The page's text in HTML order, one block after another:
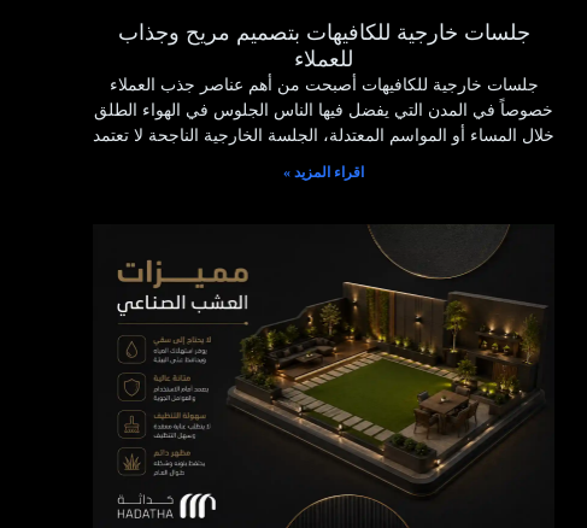
جلسات خارجية للكافيهات بتصميم مريح وجذاب
للعملاء
جلسات خارجية للكافيهات أصبحت من أهم عناصر جذب العملاء
خصوصاً في المدن التي يفضل فيها الناس الجلوس في الهواء الطلق
خلال المساء أو المواسم المعتدلة، الجلسة الخارجية الناجحة لا تعتمد
اقراء المزيد »